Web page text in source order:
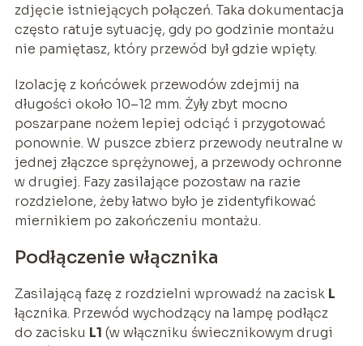
zdjęcie istniejących połączeń. Taka dokumentacja
często ratuje sytuację, gdy po godzinie montażu
nie pamiętasz, który przewód był gdzie wpięty.
Izolację z końcówek przewodów zdejmij na
długości około 10–12 mm. Żyły zbyt mocno
poszarpane nożem lepiej odciąć i przygotować
ponownie. W puszce zbierz przewody neutralne w
jednej złączce sprężynowej, a przewody ochronne
w drugiej. Fazy zasilające pozostaw na razie
rozdzielone, żeby łatwo było je zidentyfikować
miernikiem po zakończeniu montażu.
Podłączenie włącznika
Zasilającą fazę z rozdzielni wprowadź na zacisk L
łącznika. Przewód wychodzący na lampę podłącz
do zacisku L1 (w włączniku świecznikowym drugi